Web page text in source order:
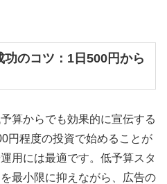
のコツ：1日500円から
算からでも効果的に宣伝する
円程度の投資で始めることが
用には最適です。低予算スタ
最小限に抑えながら、広告の